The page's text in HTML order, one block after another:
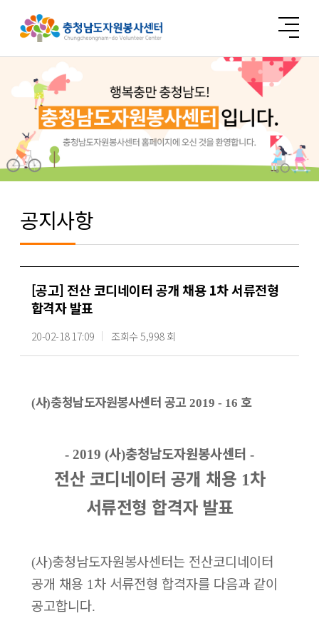
공지사항
[공고] 전산 코디네이터 공개 채용 1차 서류전형
합격자 발표
20-02-18 17:09 조회수 5,998 회
(사)충청남도자원봉사센터 공고2019 - 16 호
- 2019 (사)충청남도자원봉사센터 -
전산 코디네이터 공개 채용 1차
서류전형 합격자 발표
(사)충청남도자원봉사센터는 전산코디네이터
공개 채용 1 차 서류전형 합격자를 다음과 같이
공고합니다.